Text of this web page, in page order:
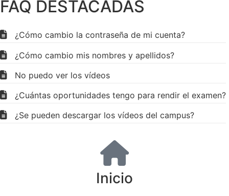
FAQ DESTACADAS
¿Cómo cambio la contraseña de mi cuenta?
¿Cómo cambio mis nombres y apellidos?
No puedo ver los vídeos
¿Cuántas oportunidades tengo para rendir el examen?
¿Se pueden descargar los vídeos del campus?
Inicio